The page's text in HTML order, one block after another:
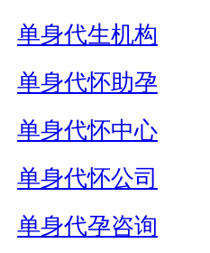
单身代生机构
单身代怀助孕
单身代怀中心
单身代怀公司
单身代孕咨询